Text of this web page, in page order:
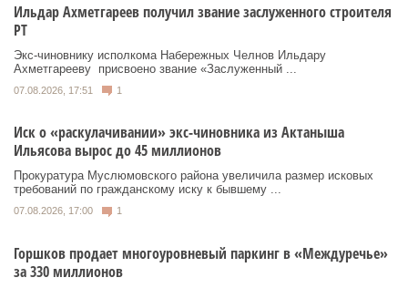
Ильдар Ахметгареев получил звание заслуженного строителя
РТ
Экс‑чиновнику исполкома Набережных Челнов Ильдару
Ахметгарееву присвоено звание «Заслуженный ...
07.08.2026, 17:51 1
Иск о «раскулачивании» экс-чиновника из Актаныша
Ильясова вырос до 45 миллионов
Прокуратура Муслюмовского района увеличила размер исковых
требований по гражданскому иску к бывшему ...
07.08.2026, 17:00 1
Горшков продает многоуровневый паркинг в «Междуречье»
за 330 миллионов